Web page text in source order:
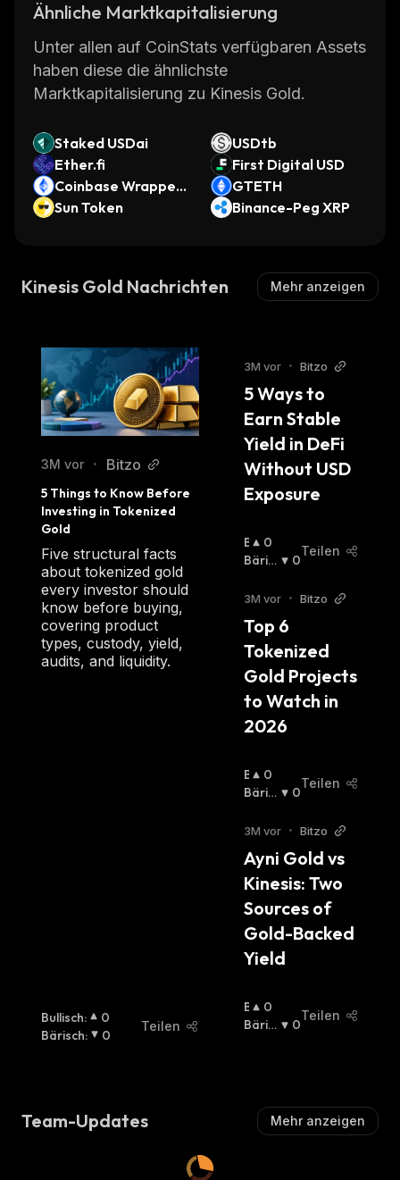
Ähnliche Marktkapitalisierung
Unter allen auf CoinStats verfügbaren Assets
haben diese die ähnlichste
Marktkapitalisierung zu Kinesis Gold.
Staked USDai
USDtb
Ether.fi
First Digital USD
Coinbase Wrapped
Staked ETH
GTETH
Sun Token
Binance-Peg XRP
Kinesis Gold Nachrichten Mehr anzeigen
3M vor • Bitzo
5 Things to Know Before
Investing in Tokenized
Gold
Five structural facts
about tokenized gold
every investor should
know before buying,
covering product
types, custody, yield,
audits, and liquidity.
Bullisch:
0
Bärisch: 0
Teilen
3M vor • Bitzo
5 Ways to
Earn Stable
Yield in DeFi
Without USD
Exposure
B
U
I
C
H
0
Bäris
0
Teilen
3M vor • Bitzo
Top 6
Tokenized
Gold Projects
to Watch in
2026
B
U
I
C
H
:
0
Bäris
0
Teilen
3M vor • Bitzo
Ayni Gold vs
Kinesis: Two
Sources of
Gold-Backed
Yield
B
U
0
Bäris
0
Teilen
Team-Updates Mehr anzeigen